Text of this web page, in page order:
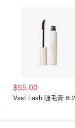
$55.00
Vast Lash 睫毛膏